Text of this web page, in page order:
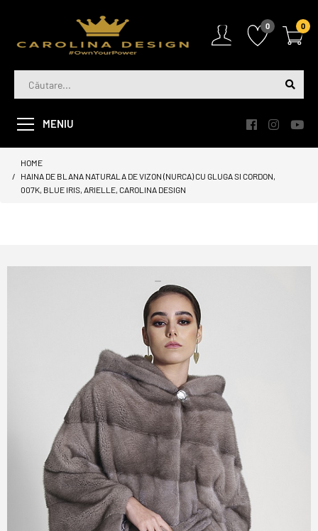
0 0
MENIU
HOME
HAINA DE BLANA NATURALA DE VIZON (NURCA) CU GLUGA SI CORDON,
007K, BLUE IRIS, ARIELLE, CAROLINA DESIGN